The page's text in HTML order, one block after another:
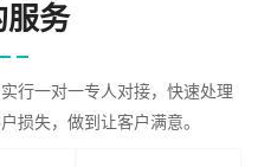
服务
行一对一专人对接，快速处理
损失，做到让客户满意。